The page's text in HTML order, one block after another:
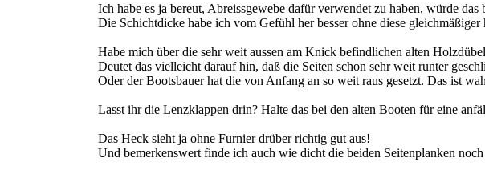
Ich habe es ja bereut, Abreissgewebe dafür verwendet zu haben, würde
Die Schichtdicke habe ich vom Gefühl her besser ohne diese gleichmäßiger
Habe mich über die sehr weit aussen am Knick befindlichen alten
Deutet das vielleicht darauf hin, daß die Seiten schon sehr weit runter
Oder der Bootsbauer hat die von Anfang an so weit raus gesetzt. Das ist
Lasst ihr die Lenzklappen drin? Halte das bei den alten Booten für eine
Das Heck sieht ja ohne Furnier drüber richtig gut aus!
Und bemerkenswert finde ich auch wie dicht die beiden Seitenplanken